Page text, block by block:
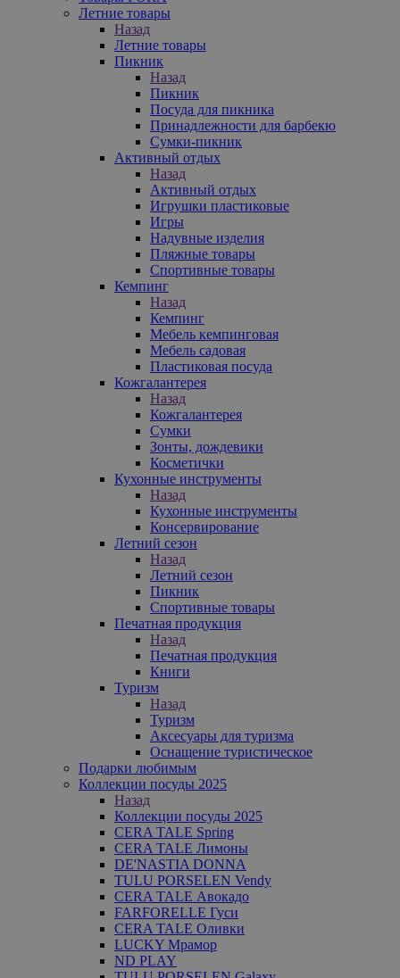
Летние товары
Назад
Летние товары
Пикник
Назад
Пикник
Посуда для пикника
Принадлежности для барбекю
Сумки-пикник
Активный отдых
Назад
Активный отдых
Игрушки пластиковые
Игры
Надувные изделия
Пляжные товары
Спортивные товары
Кемпинг
Назад
Кемпинг
Мебель кемпинговая
Мебель садовая
Пластиковая посуда
Кожгалантерея
Назад
Кожгалантерея
Сумки
Зонты, дождевики
Косметички
Кухонные инструменты
Назад
Кухонные инструменты
Консервирование
Летний сезон
Назад
Летний сезон
Пикник
Спортивные товары
Печатная продукция
Назад
Печатная продукция
Книги
Туризм
Назад
Туризм
Аксесуары для туризма
Оснащение туристическое
Подарки любимым
Коллекции посуды 2025
Назад
Коллекции посуды 2025
CERA TALE Spring
CERA TALE Лимоны
DE'NASTIA DONNA
TULU PORSELEN Vendy
CERA TALE Авокадо
FARFORELLE Гуси
CERA TALE Оливки
LUCKY Мрамор
ND PLAY